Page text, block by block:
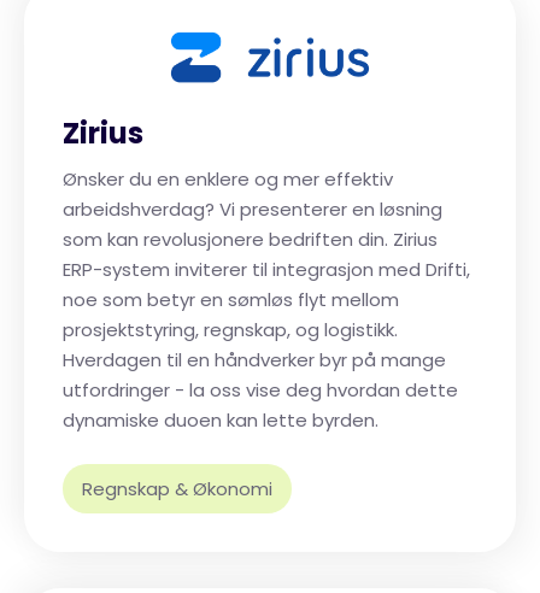
Zirius
Ønsker du en enklere og mer effektiv
arbeidshverdag? Vi presenterer en løsning
som kan revolusjonere bedriften din. Zirius
ERP-system inviterer til integrasjon med Drifti,
noe som betyr en sømløs flyt mellom
prosjektstyring, regnskap, og logistikk.
Hverdagen til en håndverker byr på mange
utfordringer - la oss vise deg hvordan dette
dynamiske duoen kan lette byrden.
Regnskap & Økonomi